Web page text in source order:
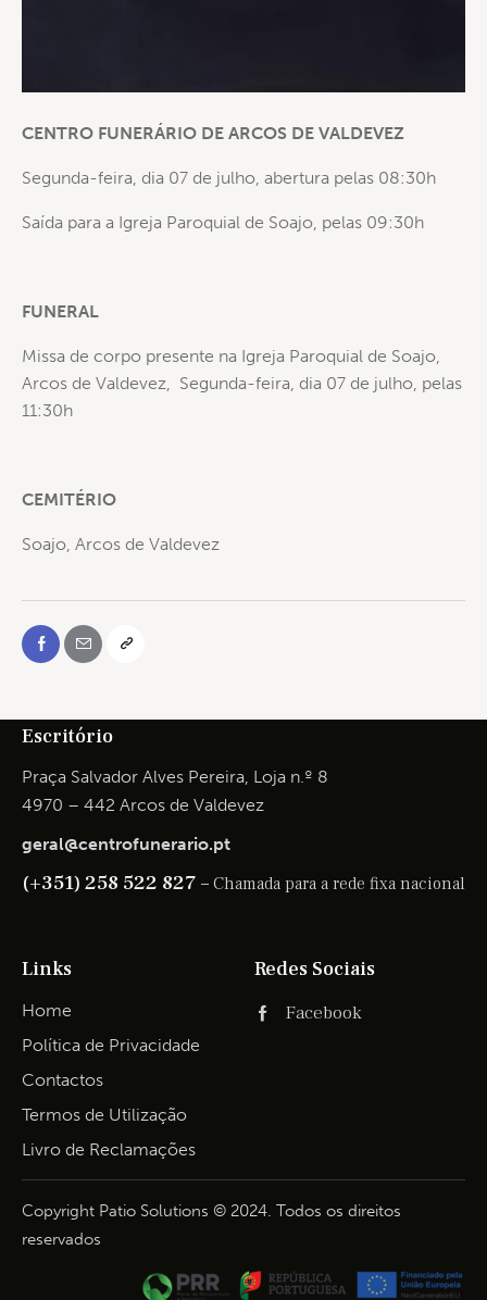
CENTRO FUNERÁRIO DE ARCOS DE VALDEVEZ
Segunda-feira, dia 07 de julho, abertura pelas 08:30h
Saída para a Igreja Paroquial de Soajo, pelas 09:30h
FUNERAL
Missa de corpo presente na Igreja Paroquial de Soajo,
Arcos de Valdevez, Segunda-feira, dia 07 de julho, pelas
11:30h
CEMITÉRIO
Soajo, Arcos de Valdevez
Escritório
Praça Salvador Alves Pereira, Loja n.º 8
4970 – 442 Arcos de Valdevez
geral@centrofunerario.pt
(+351) 258 522 827 – Chamada para a rede fixa nacional
Links
Home
Política de Privacidade
Contactos
Termos de Utilização
Livro de Reclamações
Redes Sociais
Facebook
Copyright Patio Solutions © 2024. Todos os direitos
reservados